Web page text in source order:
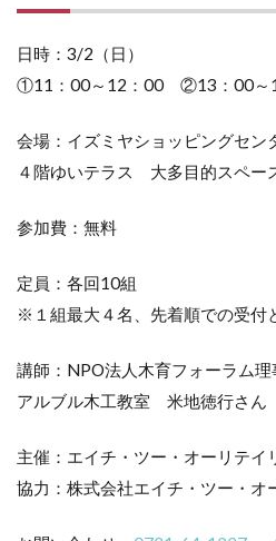
日時：3/2（日）
①11：00～12：00 ②13：00～
会場：イズミヤショッピングセン
４階ゆいテラス 大多目的スペー
参加費：無料
定員：各回10組
※１組最大４名、先着順での受付
講師：NPO法人木育フォーラム理
アルブル木工教室 米地徳行さん
主催：エイチ・ツー・オーリテイ
協力：株式会社エイチ・ツー・オ